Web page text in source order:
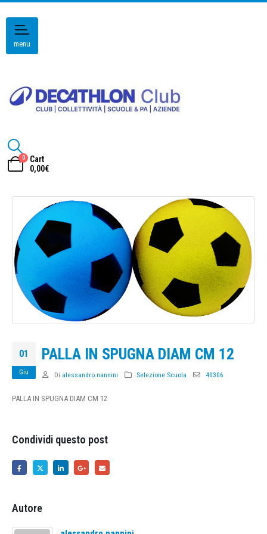
menu
0
Cart
0,00€
01
Giu
PALLA IN SPUGNA DIAM CM 12
Di alessandro.nannini Selezione Scuola 40306
PALLA IN SPUGNA DIAM CM 12
Condividi questo post
Autore